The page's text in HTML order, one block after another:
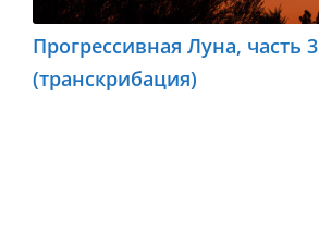
Прогрессивная Луна, часть 3
(транскрибация)